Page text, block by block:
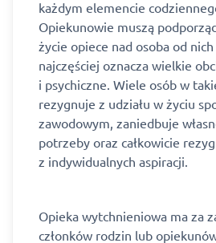
każdym elemencie
Opiekunowie muszą
życie opiece nad osoba od
najczęściej oznacza wielkie
i psychiczne. Wiele osób w
rezygnuje z udziału w życiu
zawodowym, zaniedbuje
potrzeby oraz całkowicie
z indywidualnych aspiracji.
Opieka wytchnieniowa ma za
członków rodzin lub